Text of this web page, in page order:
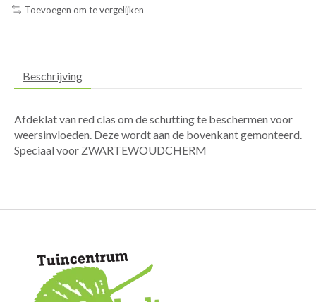
Toevoegen om te vergelijken
Beschrijving
Afdeklat van red clas om de schutting te beschermen voor
weersinvloeden. Deze wordt aan de bovenkant gemonteerd.
Speciaal voor ZWARTEWOUDCHERM